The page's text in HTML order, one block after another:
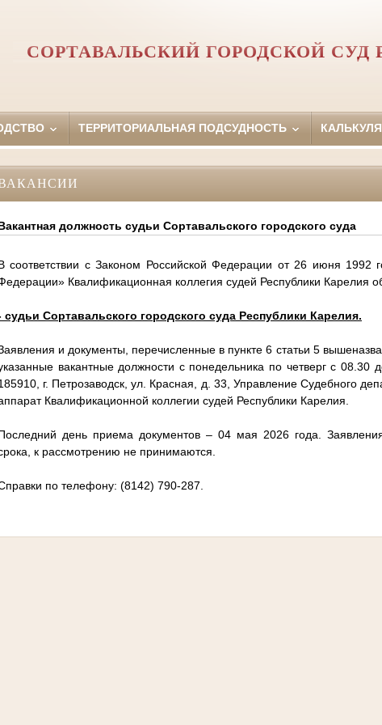
СОРТАВАЛЬСКИЙ ГОРОДСКОЙ СУД
ТЕРРИТОРИАЛЬНАЯ ПОДСУДНОСТЬ
должность судьи Сортавальского городского суда
соответствии с Законом Российской Федерации от 26 июня
Квалификационная коллегия судей Республики Карелия
судьи Сортавальского городского суда Республики Карелия.
и документы, перечисленные в пункте 6 статьи 5
вакантные должности с понедельника по четверг с
г. Петрозаводск, ул. Красная, д. 33, Управление Судебного
Квалификационной коллегии судей Республики Карелия.
день приема документов – 04 мая 2026 года.
к рассмотрению не принимаются.
по телефону: (8142) 790-287.